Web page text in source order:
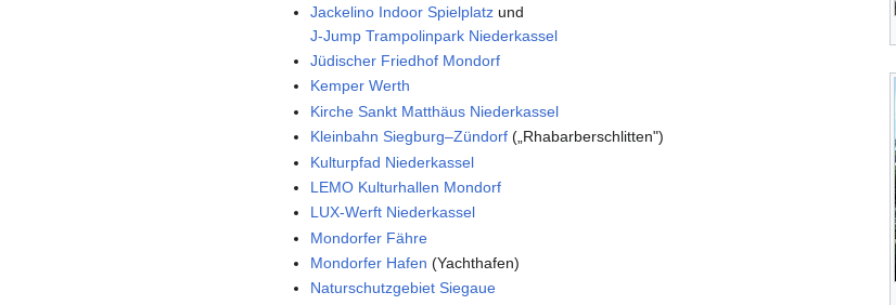
Jackelino Indoor Spielplatz und
J-Jump Trampolinpark Niederkassel
Jüdischer Friedhof Mondorf
Kemper Werth
Kirche Sankt Matthäus Niederkassel
Kleinbahn Siegburg–Zündorf („Rhabarberschlitten")
Kulturpfad Niederkassel
LEMO Kulturhallen Mondorf
LUX-Werft Niederkassel
Mondorfer Fähre
Mondorfer Hafen (Yachthafen)
Naturschutzgebiet Siegaue